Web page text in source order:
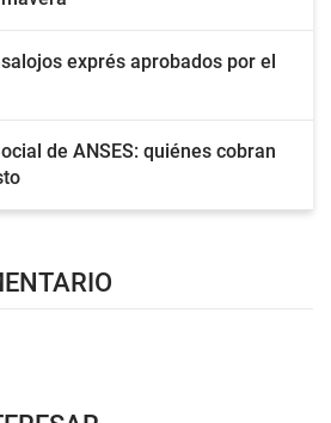
exprés aprobados por el
de ANSES: quiénes cobran